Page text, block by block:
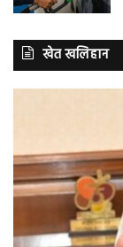
खेत खलिहान